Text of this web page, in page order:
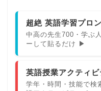
超絶 英語学習プロ
中高の先生700・学ぶ
ーして貼るだけ ▶
英語授業アクティ
学年・時間・技能で検